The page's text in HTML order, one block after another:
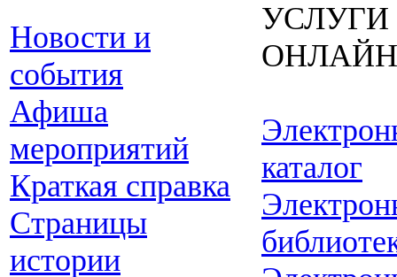
Новости и
события
Афиша
мероприятий
Краткая справка
Страницы
истории
УСЛУГИ
ОНЛАЙН
каталог